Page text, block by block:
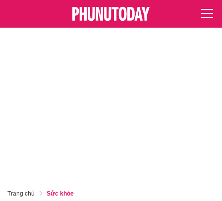
Trang chủ Sức khỏe